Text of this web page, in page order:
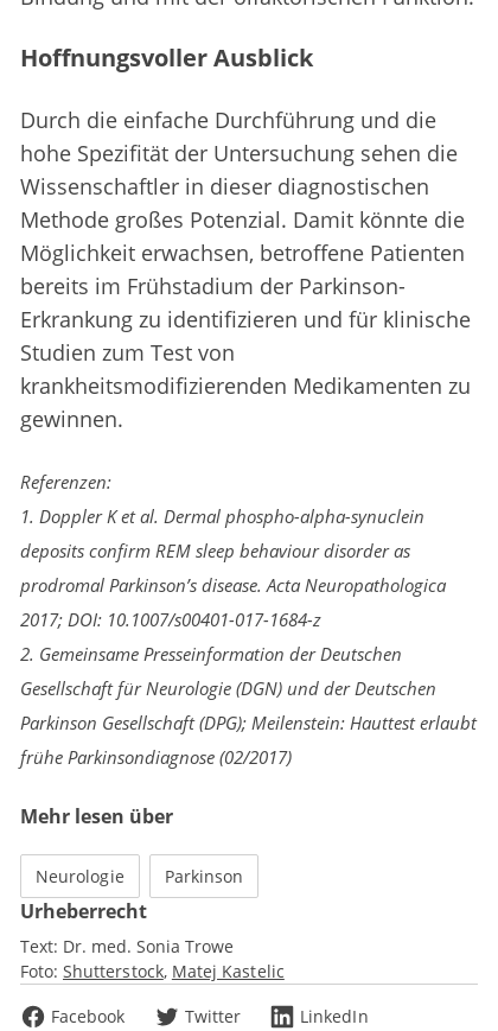
Hoffnungsvoller Ausblick
Durch die einfache Durchführung und die
hohe Spezifität der Untersuchung sehen die
Wissenschaftler in dieser diagnostischen
Methode großes Potenzial. Damit könnte die
Möglichkeit erwachsen, betroffene Patienten
bereits im Frühstadium der Parkinson-
Erkrankung zu identifizieren und für klinische
Studien zum Test von
krankheitsmodifizierenden Medikamenten zu
gewinnen.
Referenzen:
1. Doppler K et al. Dermal phospho-alpha-synuclein
deposits confirm REM sleep behaviour disorder as
prodromal Parkinson’s disease. Acta Neuropathologica
2017; DOI: 10.1007/s00401-017-1684-z
2. Gemeinsame Presseinformation der Deutschen
Gesellschaft für Neurologie (DGN) und der Deutschen
Parkinson Gesellschaft (DPG); Meilenstein: Hauttest erlaubt
frühe Parkinsondiagnose (02/2017)
Mehr lesen über
Neurologie Parkinson
Urheberrecht
Text: Dr. med. Sonia Trowe
Foto: Shutterstock Matej Kastelic
Facebook
Twitter LinkedIn